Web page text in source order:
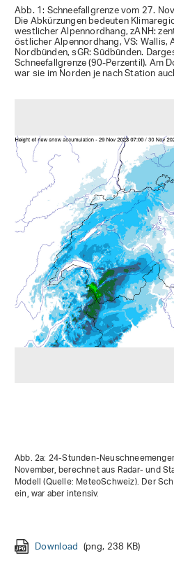
Abb. 1: Schneefallgrenze vom 27.
Die Abkürzungen bedeuten
westlicher Alpennordhang, zANH:
östlicher Alpennordhang, VS: Wallis,
Nordbünden, sGR: Südbünden.
Schneefallgrenze (90-Perzentil). Am
war sie im Norden je nach Station
Abb. 2a: 24-Stunden-
November, berechnet aus Radar- und
Modell (Quelle: MeteoSchweiz). Der
ein, war aber intensiv.
Download (png, 238 KB)
Download (png, 271 KB)
Download (png, 278 KB)
Download (png, 227 KB)